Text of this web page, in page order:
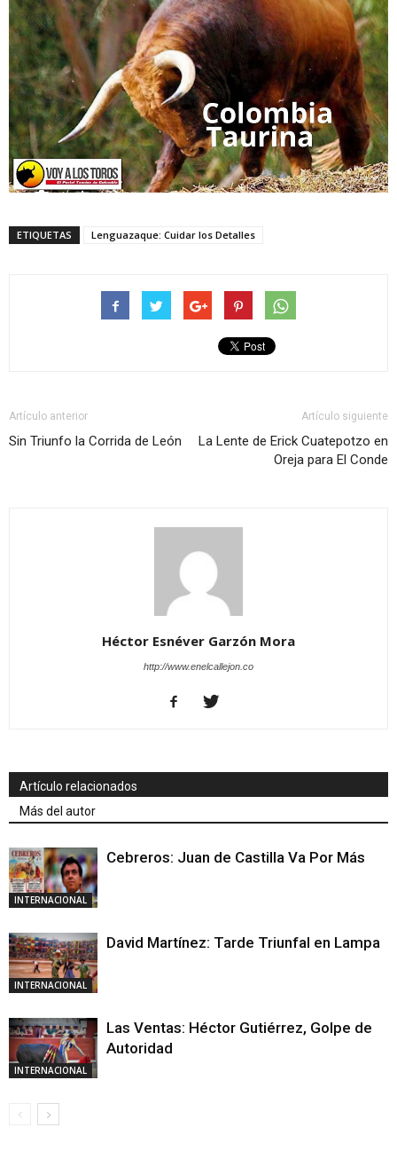
ETIQUETAS Lenguazaque: Cuidar los Detalles
Artículo anterior
Sin Triunfo la Corrida de León
Artículo siguiente
La Lente de Erick Cuatepotzo en
Oreja para El Conde
Héctor Esnéver Garzón Mora
http://www.enelcallejon.co
Artículo relacionados
Más del autor
INTERNACIONAL
Cebreros: Juan de Castilla Va Por Más
INTERNACIONAL
David Martínez: Tarde Triunfal en Lampa
INTERNACIONAL
Las Ventas: Héctor Gutiérrez, Golpe de
Autoridad